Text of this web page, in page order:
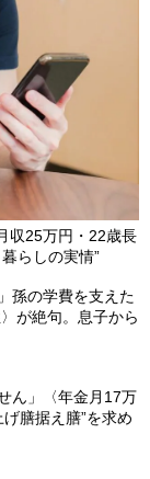
収25万円・22歳長
らしの実情”
孫の学費を支えた
が絶句。息子から
ん」〈年金月17万
膳据え膳”を求め